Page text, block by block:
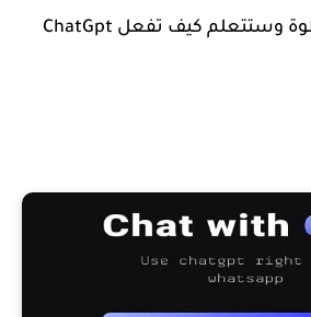
واتساب خطوة بخطوة وستتعلم كيف تفعل ChatGpt